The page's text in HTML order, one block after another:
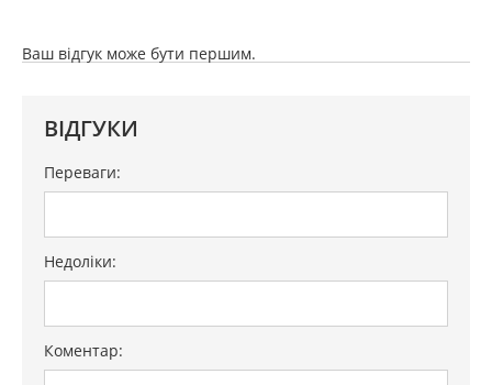
Ваш відгук може бути першим.
ВІДГУКИ
Переваги:
Недоліки:
Коментар: